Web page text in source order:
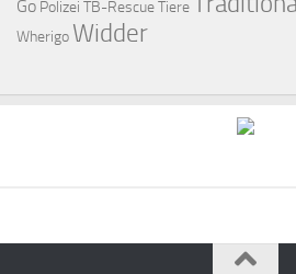
Go Polizei TB-RescueTiere
Wherigo Widder